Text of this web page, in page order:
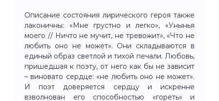
Описание состояния лирического героя также
лаконичны: «Мне грустно и легко», «Унынья
моего // Ничто не мучит, не тревожит», «Что не
любить оно не может». Они складываются в
единый образ светлой и тихой печали. Любовь,
пришедшая к поэту, от него как бы не зависит
– виновато сердце: «не любить оно не может».
И поэт доверяется сердцу и искренне
взволнован его способностью «гореть» и